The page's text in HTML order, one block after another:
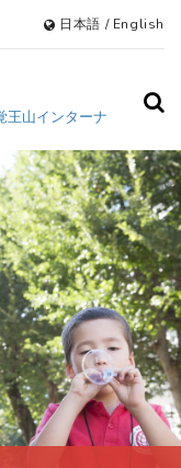
日本語 / English